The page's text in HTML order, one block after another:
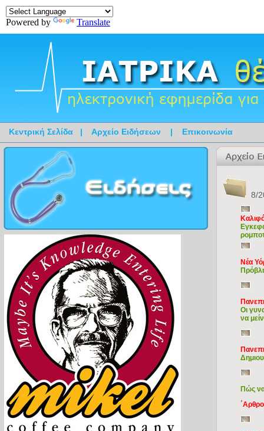
Powered by Translate
Κεντρική Σελίδα | Αρχείο Ειδήσεων | Επικοινωνία
8/
Νέα
Οι
να
Πώς